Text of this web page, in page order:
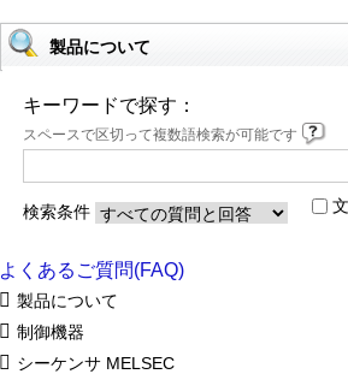
製品について
キーワードで探す：
スペースで区切って複数語検索が可能です
検索条件
よくあるご質問(FAQ)
製品について
制御機器
シーケンサ MELSEC